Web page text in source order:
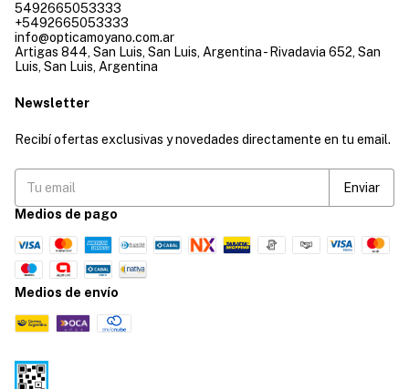
5492665053333
+5492665053333
info@opticamoyano.com.ar
Artigas 844, San Luis, San Luis, Argentina - Rivadavia 652, San
Luis, San Luis, Argentina
Newsletter
Recibí ofertas exclusivas y novedades directamente en tu email.
Medios de pago
Medios de envío